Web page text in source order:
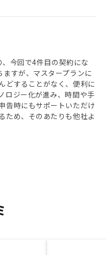
今回で4件目の契約にな
すが、マスタープランに
どすることがなく、便利に
ロジー化が進み、時間や手
告時にもサポートいただけ
ため、そのあたりも他社よ